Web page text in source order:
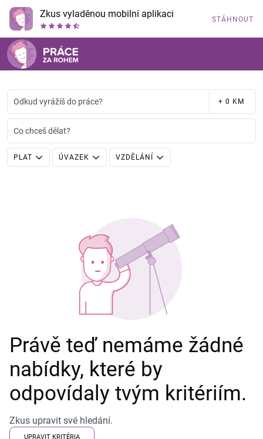
Zkus vyladěnou mobilní aplikaci STÁHNOUT
Odkud vyrážíš do práce? + 0 KM
Co chceš dělat?
PLAT ÚVAZEK VZDĚLÁNÍ
Právě teď nemáme žádné
nabídky, které by
odpovídaly tvým kritériím.
Zkus upravit své hledání.
UPRAVIT KRITÉRIA